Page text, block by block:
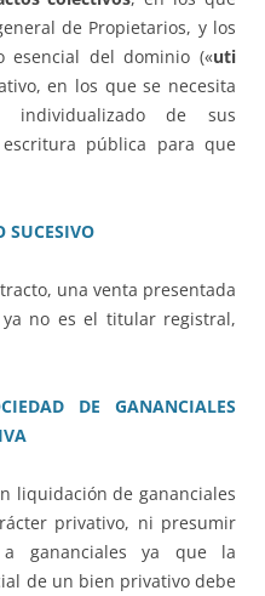
de Propietarios, y los
esencial del dominio («uti
en los que se necesita
individualizado de sus
pública para que
SUCESIVO
una venta presentada
no es el titular registral,
DE GANANCIALES
liquidación de gananciales
privativo, ni presumir
gananciales ya que la
de un bien privativo debe